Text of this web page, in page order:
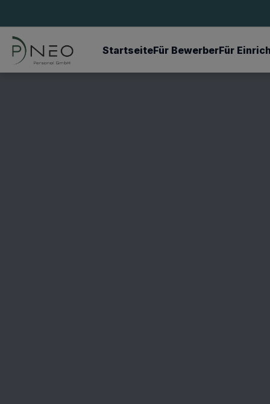
StartseiteFür BewerberFür